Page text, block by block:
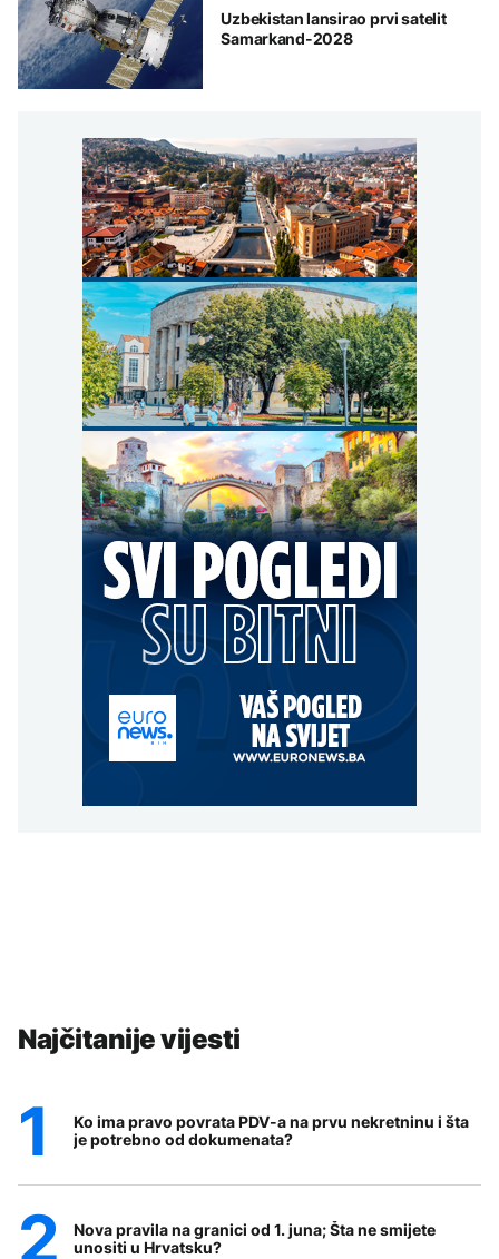
Uzbekistan lansirao prvi satelit
Samarkand-2028
Najčitanije vijesti
Ko ima pravo povrata PDV-a na prvu nekretninu i šta
je potrebno od dokumenata?
Nova pravila na granici od 1. juna; Šta ne smijete
unositi u Hrvatsku?